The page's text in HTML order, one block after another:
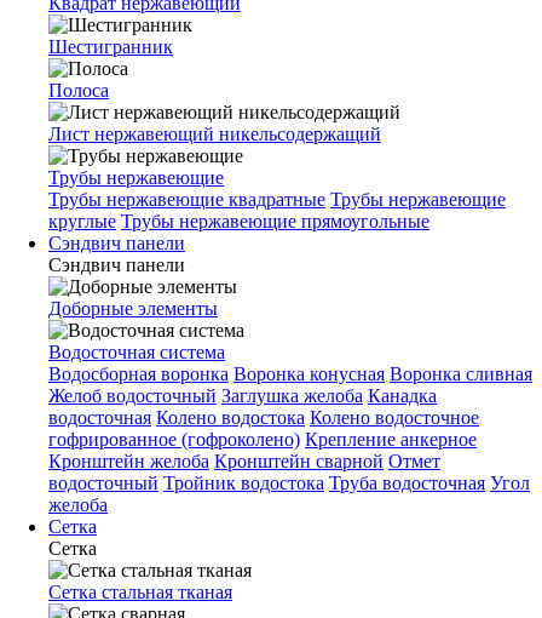
Шестигранник
Полоса
Лист нержавеющий никельсодержащий
Трубы нержавеющие
Трубы нержавеющие квадратные Трубы нержавеющие
круглые Трубы нержавеющие прямоугольные
Сэндвич панели
Сэндвич панели
Доборные элементы
Водосточная система
Водосборная воронка Воронка конусная Воронка сливная
Желоб водосточный Заглушка желоба Канадка
водосточная Колено водостока Колено водосточное
гофрированное (гофроколено) Крепление анкерное
Кронштейн желоба Кронштейн сварной Отмет
водосточный Тройник водостока Труба водосточная Угол
желоба
Сетка
Сетка
Сетка стальная тканая